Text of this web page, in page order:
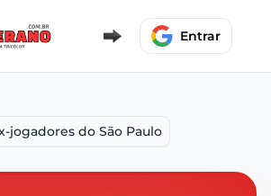
Entrar
jogadores do São Paulo